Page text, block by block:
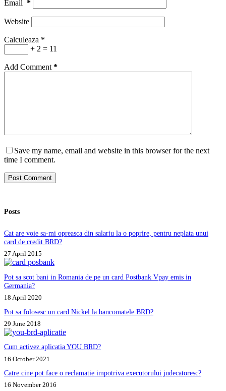
Email *
Website
Calculeaza *
+ 2 = 11
Add Comment *
Save my name, email and website in this browser for the next
time I comment.
Post Comment
Posts
Cat are voie sa-mi opreasca din salariu la o poprire, pentru neplata unui
card de credit BRD?
27 April 2015
Pot sa scot bani in Romania de pe un card Postbank Vpay emis in
Germania?
18 April 2020
Pot sa folosesc un card Nickel la bancomatele BRD?
29 June 2018
Cum activez aplicatia YOU BRD?
16 October 2021
Catre cine pot face o reclamatie impotriva executorului judecatoresc?
16 November 2016